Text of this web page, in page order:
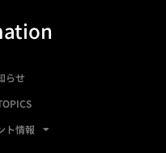
らせ
ト情報